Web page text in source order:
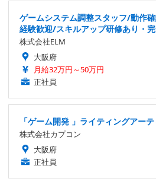
ゲームシステム調整スタッフ/動作
経験歓迎/スキルアップ研修あり・
株式会社ELM
大阪府
月給32万円～50万円
正社員
「ゲーム開発 」ライティングアー
株式会社カプコン
大阪府
正社員